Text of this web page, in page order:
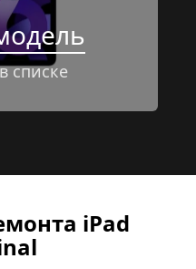
списке
iPad